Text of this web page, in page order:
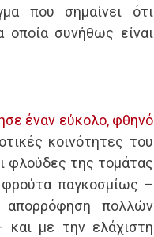
που σημαίνει ότι
συνήθως είναι
έναν εύκολο, φθηνό
κοινότητες του
φλούδες της τομάτας
παγκοσμίως –
απορρόφηση πολλών
με την ελάχιστη